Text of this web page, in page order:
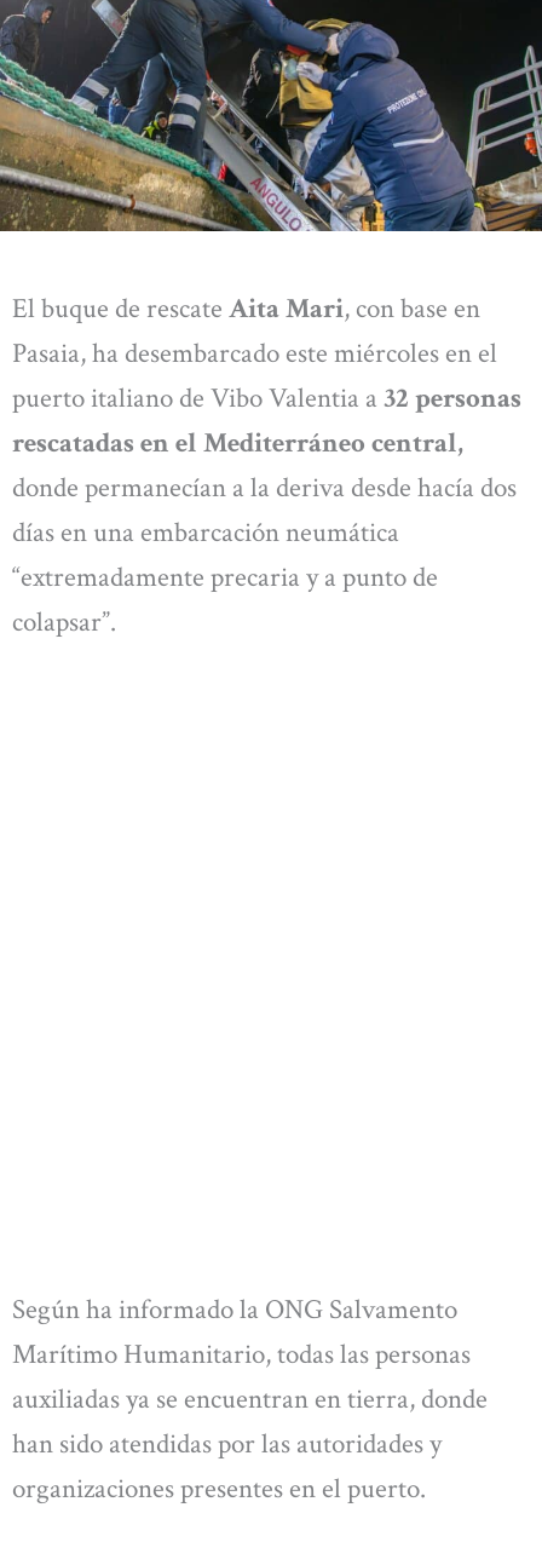
El buque de rescate Aita Mari, con base en
Pasaia, ha desembarcado este miércoles en el
puerto italiano de Vibo Valentia a 32 personas
rescatadas en el Mediterráneo central,
donde permanecían a la deriva desde hacía dos
días en una embarcación neumática
“extremadamente precaria y a punto de
colapsar”.
Según ha informado la ONG Salvamento
Marítimo Humanitario, todas las personas
auxiliadas ya se encuentran en tierra, donde
han sido atendidas por las autoridades y
organizaciones presentes en el puerto.